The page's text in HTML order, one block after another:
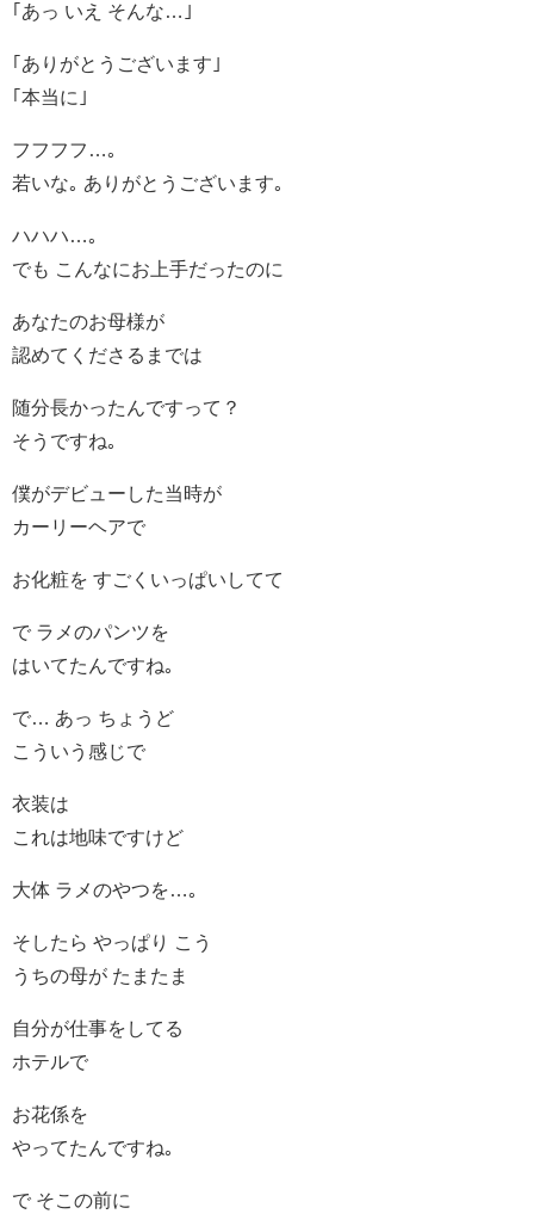
｢あっ いえ そんな…｣
｢ありがとうございます｣
｢本当に｣
フフフフ…｡
若いな｡ ありがとうございます｡
ハハハ…｡
でも こんなにお上手だったのに
あなたのお母様が
認めてくださるまでは
随分長かったんですって？
そうですね｡
僕がデビューした当時が
カーリーヘアで
お化粧を すごくいっぱいしてて
で ラメのパンツを
はいてたんですね｡
で… あっ ちょうど
こういう感じで
衣装は
これは地味ですけど
大体 ラメのやつを…｡
そしたら やっぱり こう
うちの母が たまたま
自分が仕事をしてる
ホテルで
お花係を
やってたんですね｡
で そこの前に